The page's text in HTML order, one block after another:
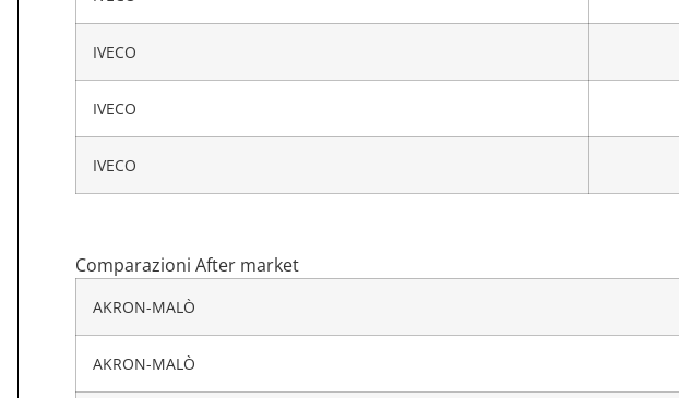
IVECO
IVECO
IVECO
Comparazioni After market
AKRON-MALÒ
AKRON-MALÒ